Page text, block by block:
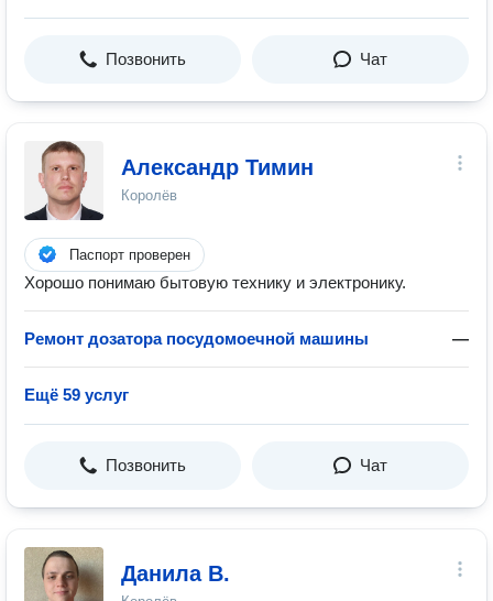
Позвонить Чат
Александр Тимин
Королёв
Паспорт проверен
Хорошо понимаю бытовую технику и электронику.
Ремонт дозатора посудомоечной машины —
Ещё 59 услуг
Позвонить Чат
Данила В.